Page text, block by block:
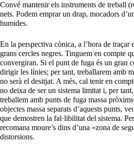
Convé mantenir els instruments de treball
nets. Podem emprar un drap, mocadors
humides.
En la perspectiva cònica, a l’hora de traçar
grans cercles negres. Tinguem en compte
convergiran. Si el punt de fuga és un gran
dirigir les línies; per tant, treballarem amb
no serà el desitjat. A més, cal tenir en
no deixa de ser un sistema limitat i, per
treballem amb punts de fuga massa
objectes massa separats d’aquests punts,
que demostren la fal·libilitat del sistema.
recomana moure’s dins d’una «zona de
distorsions.